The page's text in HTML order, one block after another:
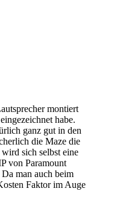
montiert
habe.
ganz gut in den
die Maze die
sich selbst eine
von Paramount
man auch beim
Faktor im Auge